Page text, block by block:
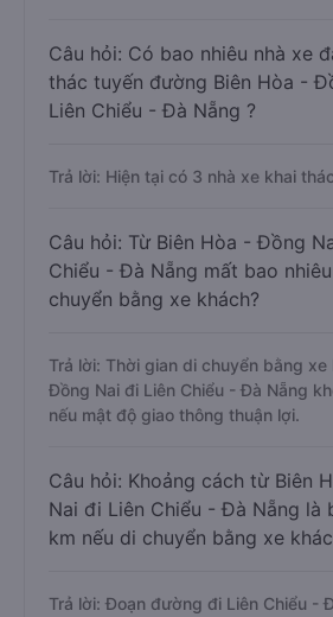
Câu hỏi: Có bao nhiêu nhà xe
thác tuyến đường Biên Hòa -
Liên Chiểu - Đà Nẵng ?
Trả lời: Hiện tại có 3 nhà xe khai
Câu hỏi: Từ Biên Hòa - Đồng
Chiểu - Đà Nẵng mất bao
chuyển bằng xe khách?
Trả lời: Thời gian di chuyển bằng xe
Đồng Nai đi Liên Chiểu - Đà Nẵng
nếu mật độ giao thông thuận lợi.
Câu hỏi: Khoảng cách từ Biên
Nai đi Liên Chiểu - Đà Nẵng là
km nếu di chuyển bằng xe
Trả lời: Đoạn đường đi Liên Chiểu -